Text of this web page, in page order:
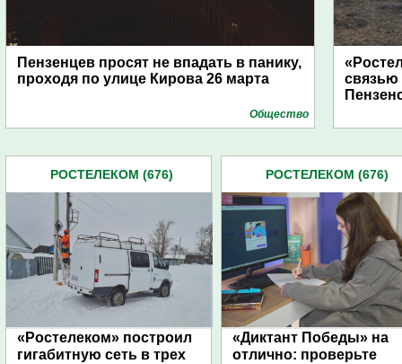
Пензенцев просят не впадать в панику,
проходя по улице Кирова 26 марта
Общество
связью
РОСТЕЛЕКОМ (676)
«Ростелеком» построил
гигабитную сеть в трех
РОСТЕЛЕКОМ (676)
«Диктант Победы» на
отлично: проверьте